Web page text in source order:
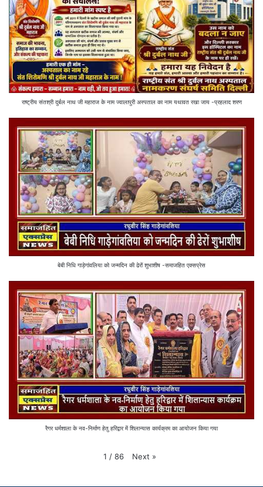
राष्ट्रीय संतश्री दुर्बल नाथ जी महाराज के नाम ज्वालापुरी अस्पताल का नाम यथावत रखा जाय -प्रहलाद शरण
बेबी निधि गाड़ेगांवलिया को जन्मदिन की ढेरों शुभाशीष -समाजहित एक्सप्रेस
रैगर धर्मशाला के नव-निर्माण हेतु हरिद्वार में शिलान्यास कार्यक्रम का आयोजन किया गया
1 / 86 Next »